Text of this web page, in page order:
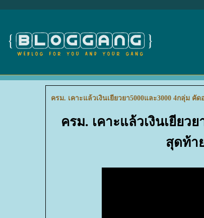
ครม. เคาะแล้วเงินเยียวยา5000และ3000 4กลุ่ม
ครม. เคาะแล้วเงินเยียว
สุดท้า